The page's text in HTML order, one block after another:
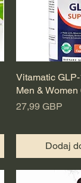
Vitamatic
Men & Women
Cena
27,99 GBP
Dodaj